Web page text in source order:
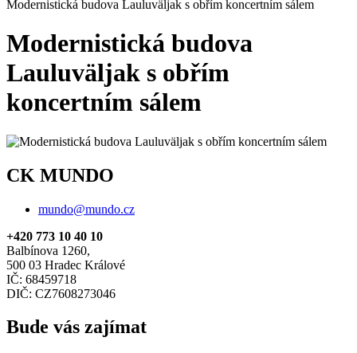
Modernistická budova Lauluväljak s obřím koncertním sálem
Modernistická budova
Lauluväljak s obřím
koncertním sálem
CK MUNDO
mundo@mundo.cz
+420 773 10 40 10
Balbínova 1260,
500 03 Hradec Králové
IČ: 68459718
DIČ: CZ7608273046
Bude vás zajímat